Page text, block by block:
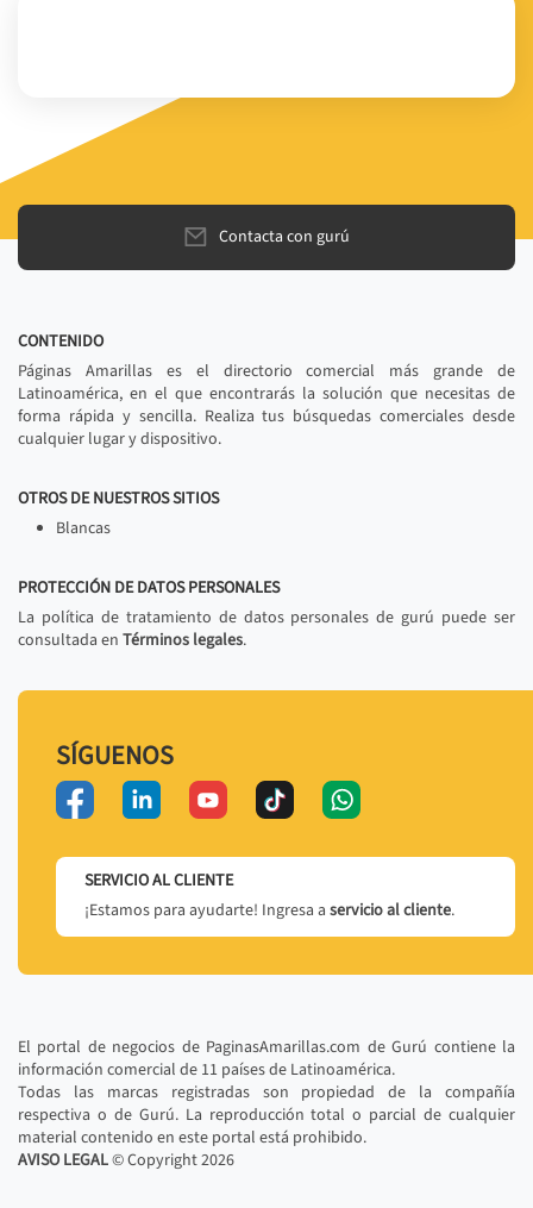
Contacta con gurú
CONTENIDO
Páginas Amarillas es el directorio comercial más grande de
Latinoamérica, en el que encontrarás la solución que necesitas de
forma rápida y sencilla. Realiza tus búsquedas comerciales desde
cualquier lugar y dispositivo.
OTROS DE NUESTROS SITIOS
Blancas
PROTECCIÓN DE DATOS PERSONALES
La política de tratamiento de datos personales de gurú puede ser
consultada en Términos legales.
SÍGUENOS
SERVICIO AL CLIENTE
¡Estamos para ayudarte! Ingresa a servicio al cliente.
El portal de negocios de PaginasAmarillas.com de Gurú contiene la
información comercial de 11 países de Latinoamérica.
Todas las marcas registradas son propiedad de la compañía
respectiva o de Gurú. La reproducción total o parcial de cualquier
material contenido en este portal está prohibido.
AVISO LEGAL© Copyright2026